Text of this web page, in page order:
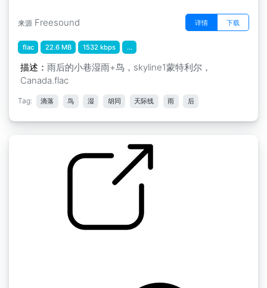
来源 Freesound 详情 下载
flac 22.6 MB 1532 kbps ...
描述： 雨后的小巷湿雨+鸟，skyline1蒙特利尔，
Canada.flac
Tag: 滴落 鸟 湿 胡同 天际线 雨 后